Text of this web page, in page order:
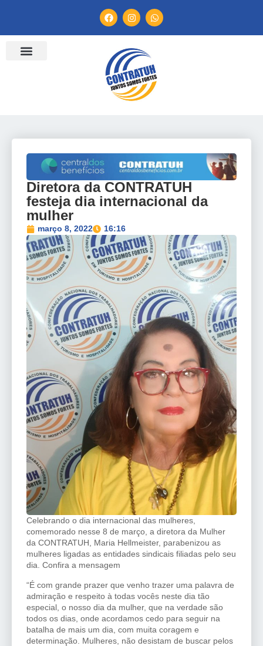
Diretora da CONTRATUH
festeja dia internacional da
mulher
março 8, 2022 16:16
Celebrando o dia internacional das mulheres,
comemorado nesse 8 de março, a diretora da Mulher
da CONTRATUH, Maria Hellmeister, parabenizou as
mulheres ligadas as entidades sindicais filiadas pelo seu
dia. Confira a mensagem
“É com grande prazer que venho trazer uma palavra de
admiração e respeito à todas vocês neste dia tão
especial, o nosso dia da mulher, que na verdade são
todos os dias, onde acordamos cedo para seguir na
batalha de mais um dia, com muita coragem e
determinação. Mulheres, não desistam de buscar pelos